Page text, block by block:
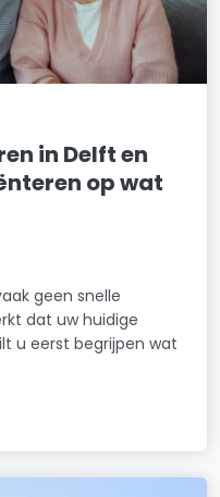
in Delft en
op wat
geen snelle
dat uw huidige
u eerst begrijpen wat